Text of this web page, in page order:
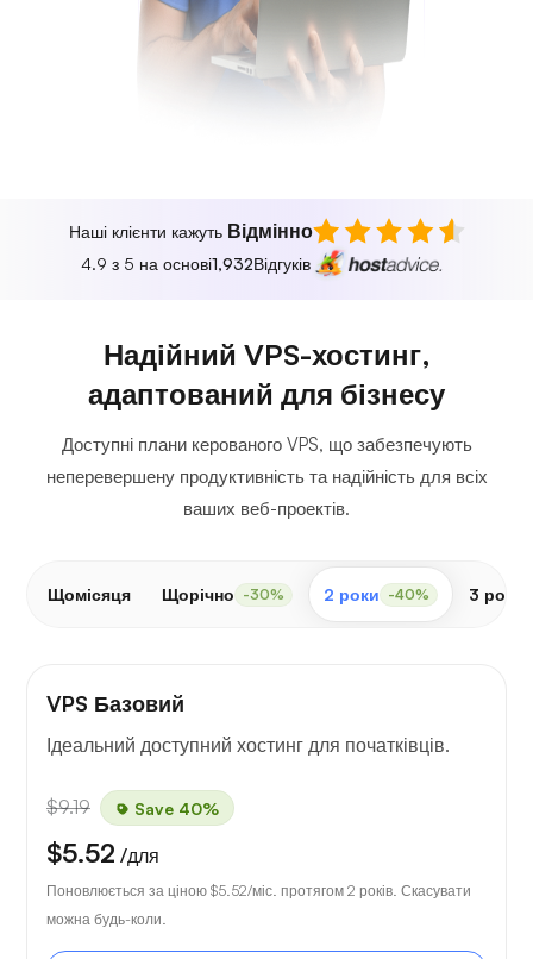
Наші клієнти кажуть Відмінно
4.9 з 5 на основі1,932Відгуків
Надійний VPS-хостинг,
адаптований для бізнесу
Доступні плани керованого VPS, що забезпечують
неперевершену продуктивність та надійність для всіх
ваших веб-проектів.
Щомісяця Щорічно -30% 2 роки -40% 3 роки
VPS Базовий
Ідеальний доступний хостинг для початківців.
$9.19 Save 40%
$5.52 /для
Поновлюється за ціною $5.52/міс. протягом 2 років. Скасувати
можна будь-коли.